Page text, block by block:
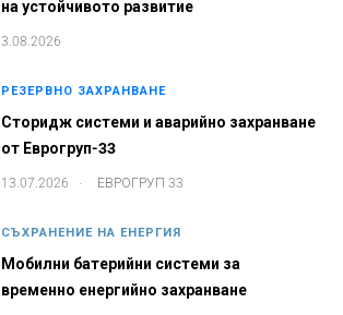
на устойчивото развитие
3.08.2026
РЕЗЕРВНО ЗАХРАНВАНЕ
Сторидж системи и аварийно захранване
от Еврогруп-33
13.07.2026 ЕВРОГРУП 33
СЪХРАНЕНИЕ НА ЕНЕРГИЯ
Мобилни батерийни системи за
временно енергийно захранване